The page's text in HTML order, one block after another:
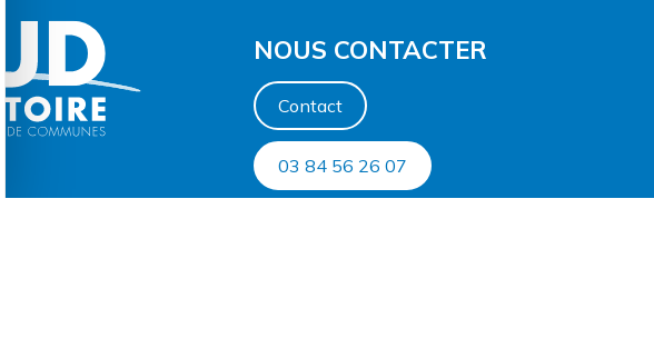
NOUS CONTACTER
Contact
03 84 56 26 07